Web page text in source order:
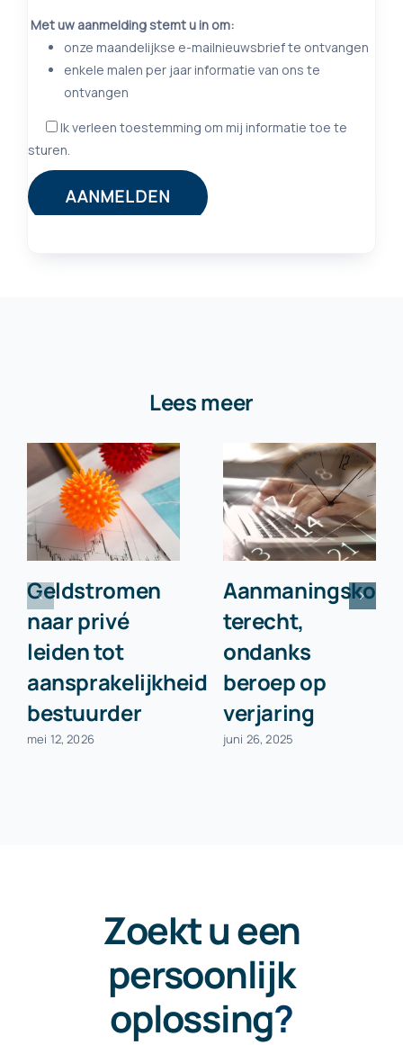
Lees meer
Geldstromen
naar privé
leiden tot
aansprakelijkheid
bestuurder
mei 12, 2026
terecht,
ondanks
beroep op
verjaring
juni 26, 2025
Zoekt u een
persoonlijk
oplossing?